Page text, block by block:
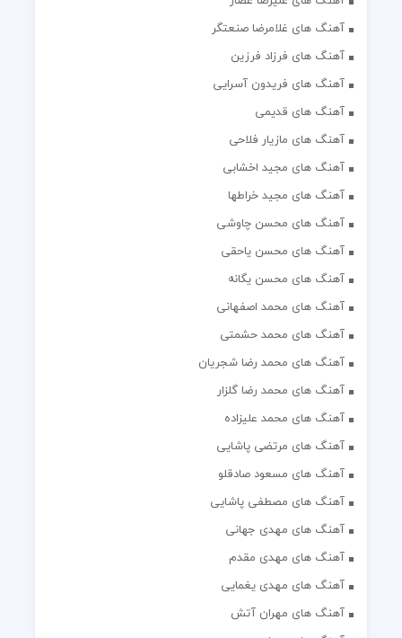
آهنگ های غلامرضا صنعتگر
آهنگ های فرزاد فرزین
آهنگ های فریدون آسرایی
آهنگ های قدیمی
آهنگ های مازیار فلاحی
آهنگ های مجید اخشابی
آهنگ های مجید خراطها
آهنگ های محسن چاوشی
آهنگ های محسن یاحقی
آهنگ های محسن یگانه
آهنگ های محمد اصفهانی
آهنگ های محمد حشمتی
آهنگ های محمد رضا شجریان
آهنگ های محمد رضا گلزار
آهنگ های محمد علیزاده
آهنگ های مرتضی پاشایی
آهنگ های مسعود صادقلو
آهنگ های مصطفی پاشایی
آهنگ های مهدی جهانی
آهنگ های مهدی مقدم
آهنگ های مهدی یغمایی
آهنگ های مهران آتش